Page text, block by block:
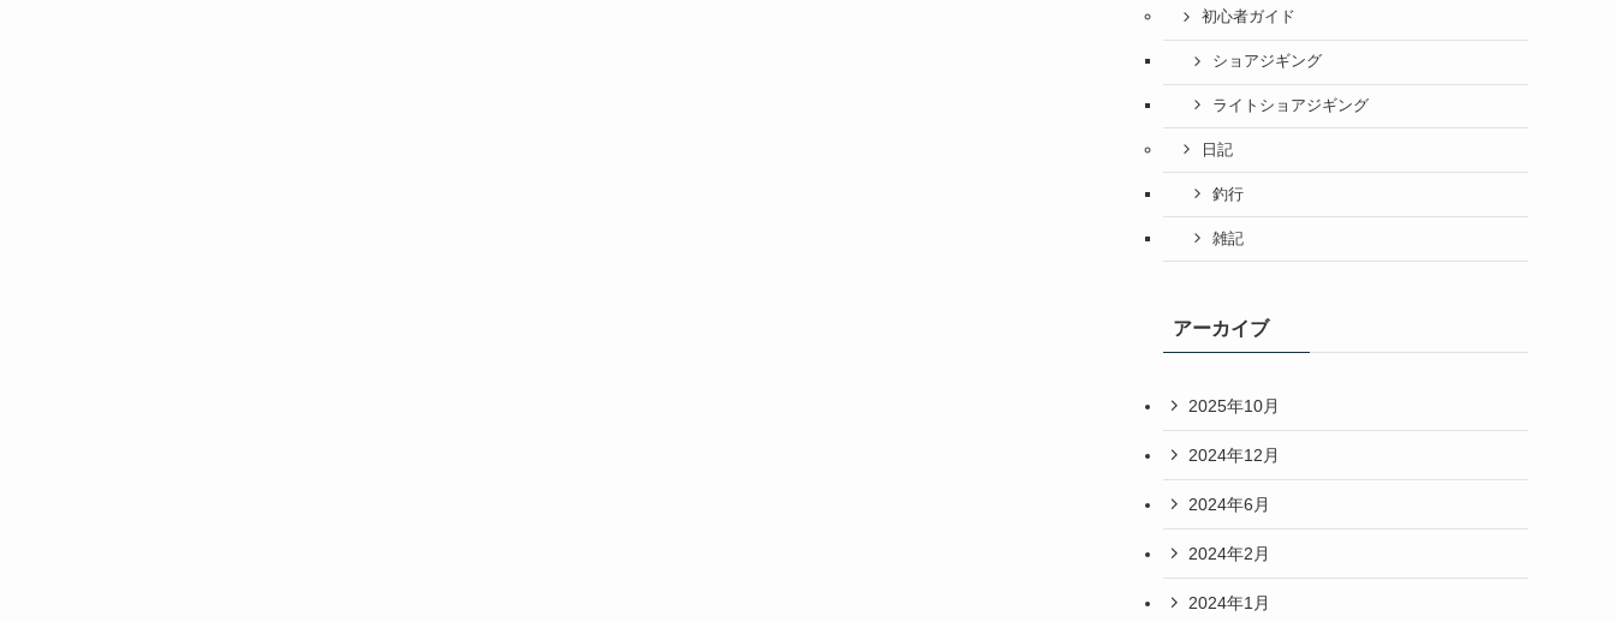
初心者ガイド
ショアジギング
ライトショアジギング
日記
釣行
雑記
アーカイブ
2025年10月
2024年12月
2024年6月
2024年2月
2024年1月